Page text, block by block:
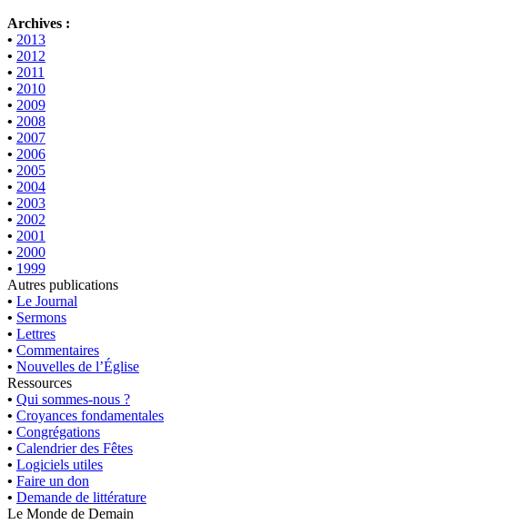
Archives :
• 2013
• 2012
• 2011
• 2010
• 2009
• 2008
• 2007
• 2006
• 2005
• 2004
• 2003
• 2002
• 2001
• 2000
• 1999
Autres publications
• Le Journal
• Sermons
• Lettres
• Commentaires
• Nouvelles de l’Église
Ressources
• Qui sommes-nous ?
• Croyances fondamentales
• Congrégations
• Calendrier des Fêtes
• Logiciels utiles
• Faire un don
• Demande de littérature
Le Monde de Demain